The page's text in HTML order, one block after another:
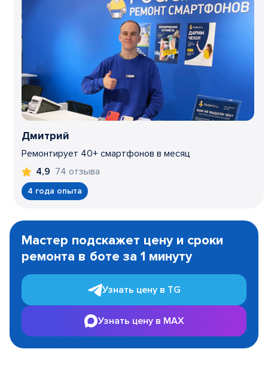
Дмитрий
Ремонтирует 40+ смартфонов в месяц
4,9 74 отзыва
4 года опыта
1
Мастер подскажет цену и сроки
ремонта в боте за 1 минуту
Узнать цену в TG
Узнать цену в MAX